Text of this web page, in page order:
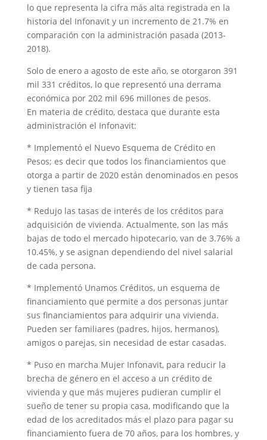
lo que representa la cifra más alta registrada en la
historia del Infonavit y un incremento de 21.7% en
comparación con la administración pasada (2013-
2018).
Solo de enero a agosto de este año, se otorgaron 391
mil 331 créditos, lo que representó una derrama
económica por 202 mil 696 millones de pesos.
En materia de crédito, destaca que durante esta
administración el Infonavit:
* Implementó el Nuevo Esquema de Crédito en
Pesos; es decir que todos los financiamientos que
otorga a partir de 2020 están denominados en pesos
y tienen tasa fija
* Redujo las tasas de interés de los créditos para
adquisición de vivienda. Actualmente, son las más
bajas de todo el mercado hipotecario, van de 3.76% a
10.45%, y se asignan dependiendo del nivel salarial
de cada persona.
* Implementó Unamos Créditos, un esquema de
financiamiento que permite a dos personas juntar
sus financiamientos para adquirir una vivienda.
Pueden ser familiares (padres, hijos, hermanos),
amigos o parejas, sin necesidad de estar casadas.
* Puso en marcha Mujer Infonavit, para reducir la
brecha de género en el acceso a un crédito de
vivienda y que más mujeres pudieran cumplir el
sueño de tener su propia casa, modificando que la
edad de los acreditados más el plazo para pagar su
financiamiento fuera de 70 años, para los hombres, y